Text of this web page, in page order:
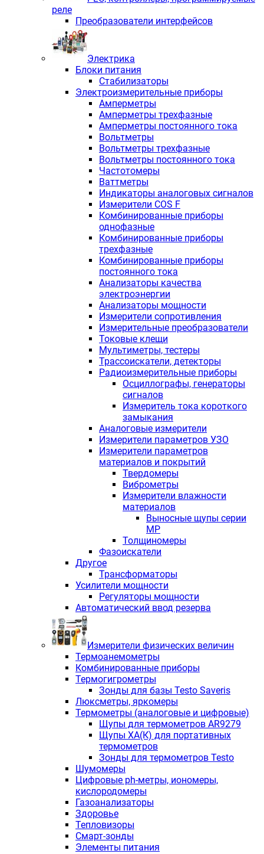
реле
Преобразователи интерфейсов
Электрика
Блоки питания
Стабилизаторы
Электроизмерительные приборы
Амперметры
Амперметры трехфазные
Амперметры постоянного тока
Вольтметры
Вольтметры трехфазные
Вольтметры постоянного тока
Частотомеры
Ваттметры
Индикаторы аналоговых сигналов
Измерители COS F
Комбинированные приборы
однофазные
Комбинированные приборы
трехфазные
Комбинированные приборы
постоянного тока
Анализаторы качества
электроэнергии
Анализаторы мощности
Измерители сопротивления
Измерительные преобразователи
Токовые клещи
Мультиметры, тестеры
Трассоискатели, детекторы
Радиоизмерительные приборы
Осциллографы, генераторы
сигналов
Измеритель тока короткого
замыкания
Аналоговые измерители
Измерители параметров УЗО
Измерители параметров
материалов и покрытий
Твердомеры
Виброметры
Измерители влажности
материалов
Выносные щупы серии
МР
Толщиномеры
Фазоискатели
Другое
Трансформаторы
Усилители мощности
Регуляторы мощности
Автоматический ввод резерва
Измерители физических величин
Термоанемометры
Комбинированные приборы
Термогигрометры
Зонды для базы Testo Saveris
Люксметры, яркомеры
Термометры (аналоговые и цифровые)
Щупы для термометров AR9279
Щупы ХА(К) для портативных
термометров
Зонды для термометров Testo
Шумомеры
Цифровые ph-метры, иономеры,
кислородомеры
Газоанализаторы
Здоровье
Тепловизоры
Смарт-зонды
Элементы питания